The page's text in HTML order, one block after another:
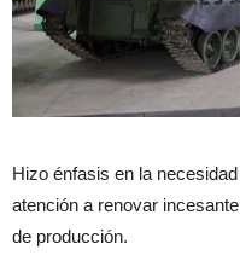
Hizo énfasis en la
atención a renovar
de producción.